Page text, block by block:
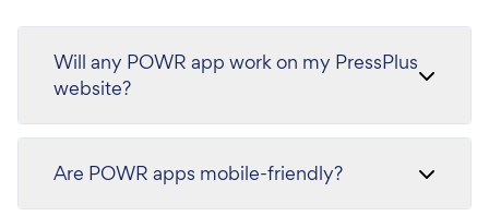
Will any POWR app work on my PressPlus
website?
Are POWR apps mobile-friendly?